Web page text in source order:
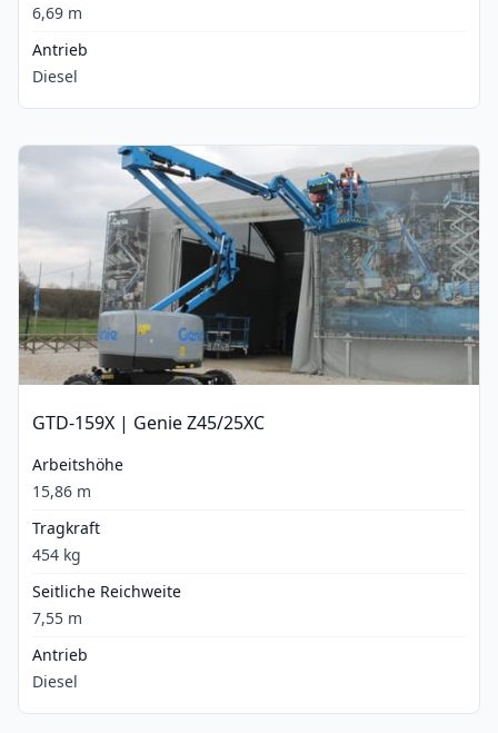
6,69 m
Antrieb
Diesel
GTD-159X | Genie Z45/25XC
Arbeitshöhe
15,86 m
Tragkraft
454 kg
Seitliche Reichweite
7,55 m
Antrieb
Diesel